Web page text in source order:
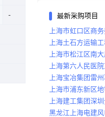
最新采购项目
上海市虹口区商
上海土石方运输
上海市松江区南
上海第六人民医
上海宝冶集团雷
上海市浦东新区
上海建工集团深
黑龙江上海电建